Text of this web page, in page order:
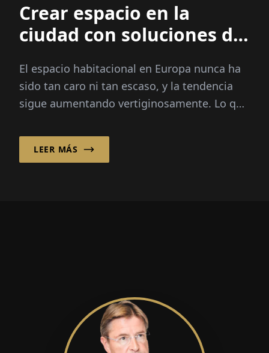
Crear espacio en la
ciudad con soluciones de
modernas
El espacio habitacional en Europa nunca ha
sido tan caro ni tan escaso, y la tendencia
sigue aumentando vertiginosamente. Lo que
...
LEER MÁS